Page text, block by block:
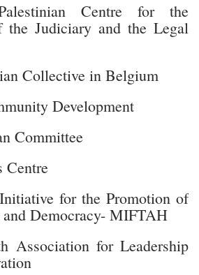
Centre for the
the Judiciary and the Legal
Collective in Belgium
Development
Committee
Centre
for the Promotion of
Democracy- MIFTAH
Association for Leadership